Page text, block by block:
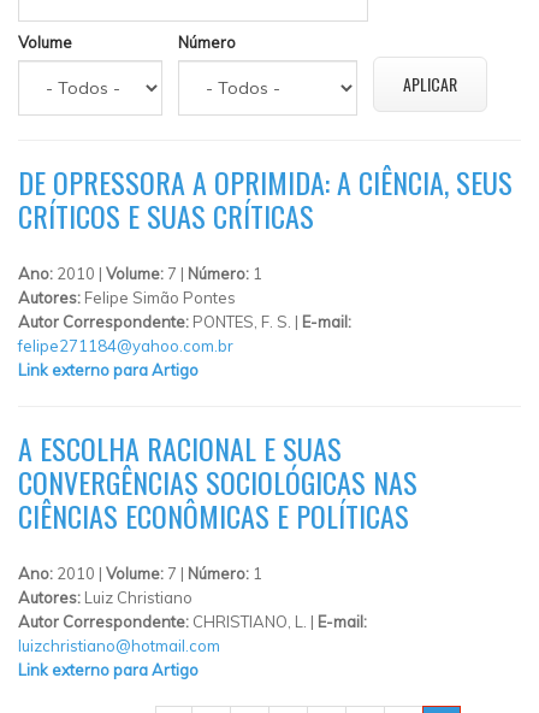
Volume Número
DE OPRESSORA A OPRIMIDA: A CIÊNCIA, SEUS
CRÍTICOS E SUAS CRÍTICAS
Ano: 2010 | Volume: 7 | Número: 1
Autores: Felipe Simão Pontes
Autor Correspondente: PONTES, F. S. | E-mail:
felipe271184@yahoo.com.br
Link externo para Artigo
A ESCOLHA RACIONAL E SUAS
CONVERGÊNCIAS SOCIOLÓGICAS NAS
CIÊNCIAS ECONÔMICAS E POLÍTICAS
Ano: 2010 | Volume: 7 | Número: 1
Autores: Luiz Christiano
Autor Correspondente: CHRISTIANO, L. | E-mail:
luizchristiano@hotmail.com
Link externo para Artigo